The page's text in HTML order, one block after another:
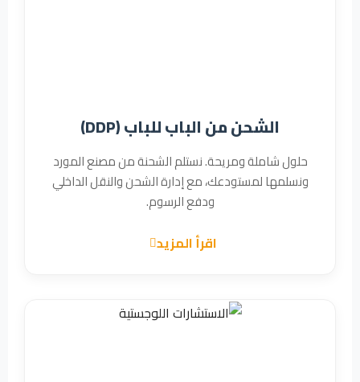
الشحن من الباب للباب (DDP)
حلول شاملة ومريحة. نستلم الشحنة من مصنع المورد
ونسلمها لمستودعك، مع إدارة الشحن والنقل الداخلي
ودفع الرسوم.
اقرأ المزيد